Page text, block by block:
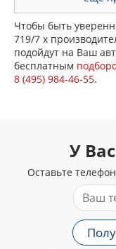
Чтобы быть
719/7 x
подойдут на Ваш
бесплатным
8 (495) 984-46-55.
У
Оставьте